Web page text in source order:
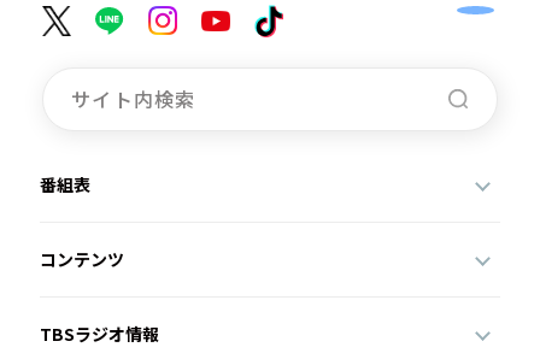
番組表
コンテンツ
TBSラジオ情報